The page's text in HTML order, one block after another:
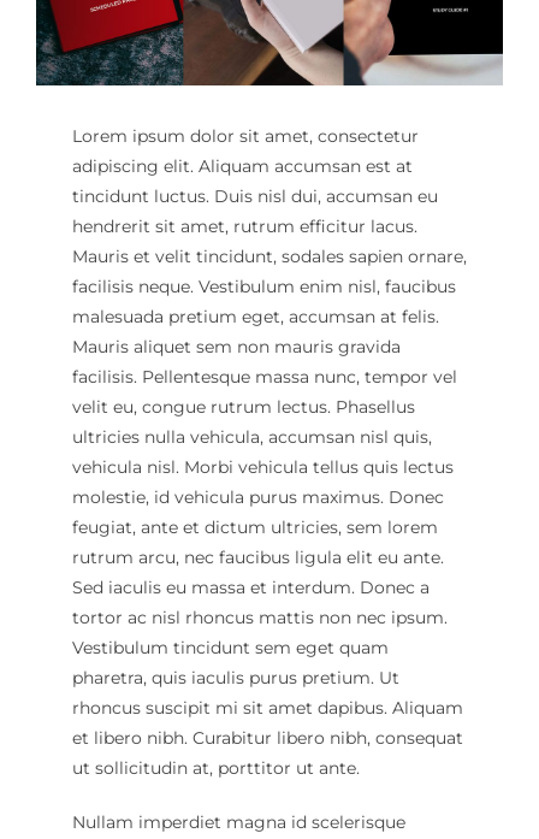
Mi Cuenta
Lorem ipsum dolor sit amet, consectetur
adipiscing elit. Aliquam accumsan est at
tincidunt luctus. Duis nisl dui, accumsan eu
hendrerit sit amet, rutrum efficitur lacus.
Mauris et velit tincidunt, sodales sapien ornare,
facilisis neque. Vestibulum enim nisl, faucibus
malesuada pretium eget, accumsan at felis.
Mauris aliquet sem non mauris gravida
facilisis. Pellentesque massa nunc, tempor vel
velit eu, congue rutrum lectus. Phasellus
ultricies nulla vehicula, accumsan nisl quis,
vehicula nisl. Morbi vehicula tellus quis lectus
molestie, id vehicula purus maximus. Donec
feugiat, ante et dictum ultricies, sem lorem
rutrum arcu, nec faucibus ligula elit eu ante.
Sed iaculis eu massa et interdum. Donec a
tortor ac nisl rhoncus mattis non nec ipsum.
Vestibulum tincidunt sem eget quam
pharetra, quis iaculis purus pretium. Ut
rhoncus suscipit mi sit amet dapibus. Aliquam
et libero nibh. Curabitur libero nibh, consequat
ut sollicitudin at, porttitor ut ante.
Nullam imperdiet magna id scelerisque